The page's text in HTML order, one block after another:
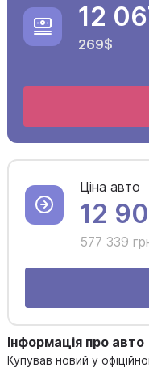
12
269$
Ціна авто
12
577 339
Інформація про авто
Купував новий у